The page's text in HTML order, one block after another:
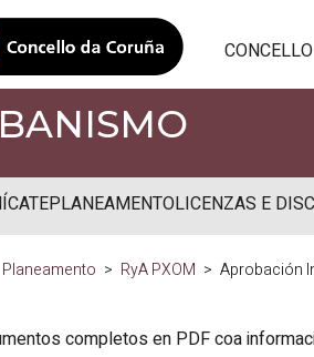
CONCELLO
PLANEAMENTOLICENZAS E
Planeamento RyA PXOM Aprobación
completos en PDF coa